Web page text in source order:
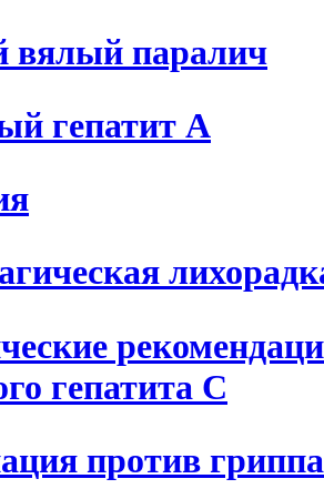
вялый паралич
гепатит А
гепатита С
против гриппа